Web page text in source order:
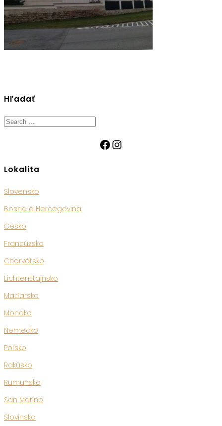
Hľadať
Search
Facebook
Instagram
Lokalita
Slovensko
Bosna a Hercegovina
Česko
Francúzsko
Chorvátsko
Lichtenštajnsko
Maďarsko
Monako
Nemecko
Poľsko
Rakúsko
Rumunsko
San Maríno
Slovinsko